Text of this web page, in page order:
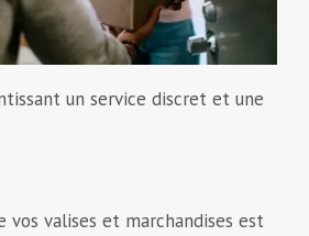
un service discret et une
valises et marchandises est